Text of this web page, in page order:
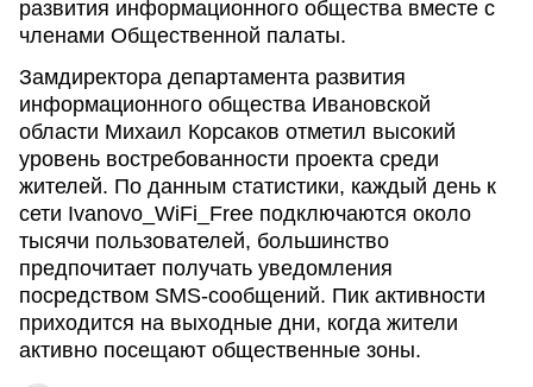
развития информационного общества вместе с
членами Общественной палаты.
Замдиректора департамента развития
информационного общества Ивановской
области Михаил Корсаков отметил высокий
уровень востребованности проекта среди
жителей. По данным статистики, каждый день к
сети Ivanovo_WiFi_Free подключаются около
тысячи пользователей, большинство
предпочитает получать уведомления
посредством SMS-сообщений. Пик активности
приходится на выходные дни, когда жители
активно посещают общественные зоны.